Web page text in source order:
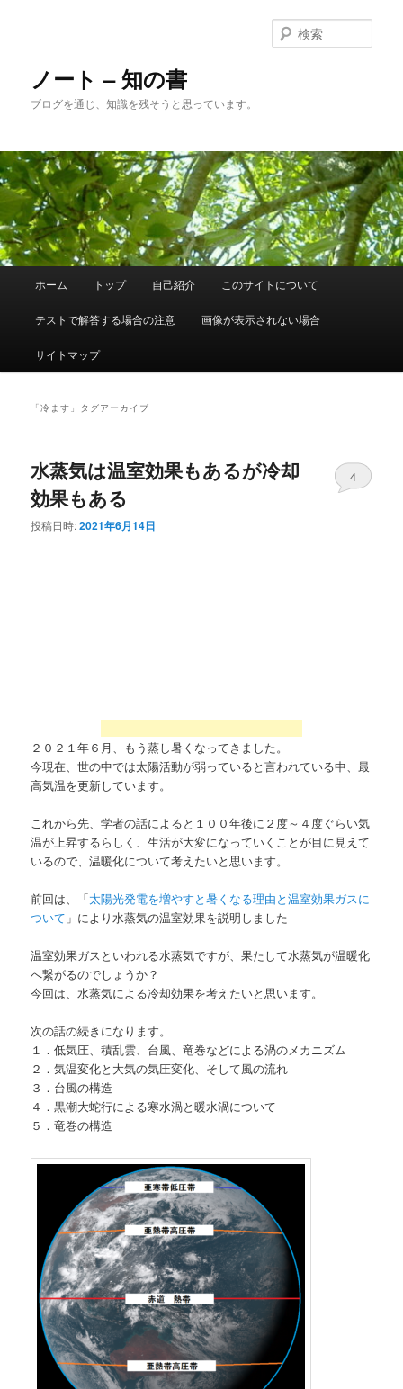
へ
移
移
動
ノート – 知の書
ブログを通じ、知識を残そうと思っています。
索
ュ
ホーム トップ 自己紹介 このサイトについて
テストで解答する場合の注意 画像が表示されない場合
サイトマップ
「冷ます 」タグアーカイブ
水蒸気は温室効果もあるが冷却
効果もある
投稿日時:2021年6月14日
4
２０２１年６月、もう蒸し暑くなってきました。
今現在、世の中では太陽活動が弱っていると言われている中、最
高気温を更新しています。
これから先、学者の話によると１００年後に２度～４度ぐらい気
温が上昇するらしく、生活が大変になっていくことが目に見えて
いるので、温暖化について考えたいと思います。
前回は、「太陽光発電を増やすと暑くなる理由と温室効果ガスに
ついて 」により水蒸気の温室効果を説明しました
温室効果ガスといわれる水蒸気ですが、果たして水蒸気が温暖化
へ繋がるのでしょうか？
今回は、水蒸気による冷却効果を考えたいと思います。
次の話の続きになります。
１．低気圧、積乱雲、台風、竜巻などによる渦のメカニズム
２．気温変化と大気の気圧変化、そして風の流れ
３．台風の構造
４．黒潮大蛇行による寒水渦と暖水渦について
５．竜巻の構造